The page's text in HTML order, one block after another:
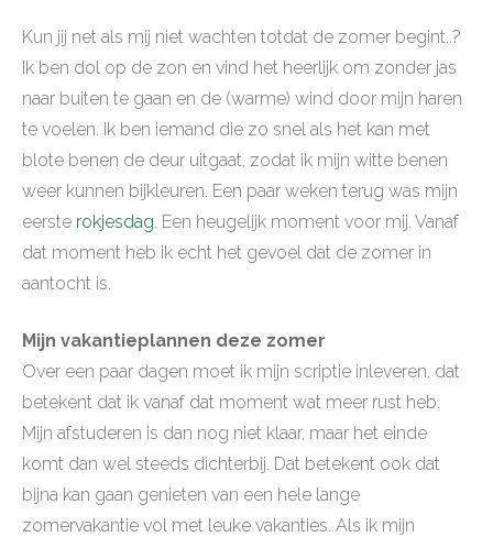
Kun jij net als mij niet wachten totdat de zomer begint..?
Ik ben dol op de zon en vind het heerlijk om zonder jas
naar buiten te gaan en de (warme) wind door mijn haren
te voelen. Ik ben iemand die zo snel als het kan met
blote benen de deur uitgaat, zodat ik mijn witte benen
weer kunnen bijkleuren. Een paar weken terug was mijn
eerste rokjesdag. Een heugelijk moment voor mij. Vanaf
dat moment heb ik echt het gevoel dat de zomer in
aantocht is.
Mijn vakantieplannen deze zomer
Over een paar dagen moet ik mijn scriptie inleveren, dat
betekent dat ik vanaf dat moment wat meer rust heb.
Mijn afstuderen is dan nog niet klaar, maar het einde
komt dan wel steeds dichterbij. Dat betekent ook dat
bijna kan gaan genieten van een hele lange
zomervakantie vol met leuke vakanties. Als ik mijn